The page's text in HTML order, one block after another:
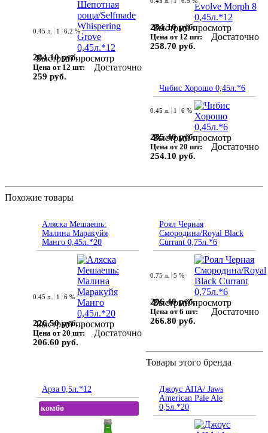
Быстрый просмотр
0.45 л. 1 6.2 %
284.10 руб.
Цена от 12 шт:
259 руб.
Достаточно
Быстрый просмотр
284.10 руб.
Цена от 12 шт:
258.70 руб.
Достаточно
Чибис Хорошо 0,45л.*6
Быстрый просмотр
0.45 л. 1 6 %
285.40 руб.
Цена от 20 шт:
254.10 руб.
Достаточно
Похожие товары
Аляска Мешаешь:
Малина Маракуйя
Манго 0,45л.*20
Быстрый просмотр
0.45 л. 1 6 %
226.50 руб.
Цена от 20 шт:
206.60 руб.
Достаточно
Роял Черная
Смородина/Royal Black
Currant 0,75л.*6
Быстрый просмотр
0.75 л. 5 %
296.40 руб.
Цена от 6 шт:
266.80 руб.
Достаточно
Товары этого бренда
Арза 0,5л.*12
комбо
Джоус АПА/ Jaws
American Pale Ale
0,5л.*20